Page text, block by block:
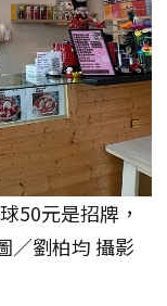
50元是招牌，
／劉柏均 攝影